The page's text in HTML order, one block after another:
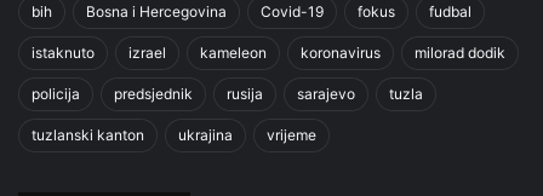
bih Bosna i Hercegovina Covid-19 fokus fudbal
istaknuto izrael kameleon koronavirus milorad dodik
policija predsjednik rusija sarajevo tuzla
tuzlanski kanton ukrajina vrijeme